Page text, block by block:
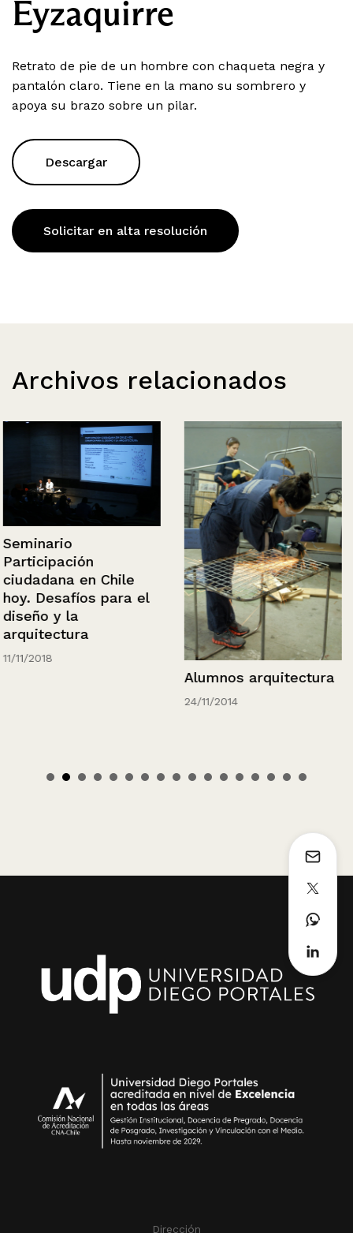
Eyzaquirre
Retrato de pie de un hombre con chaqueta negra y
pantalón claro. Tiene en la mano su sombrero y
apoya su brazo sobre un pilar.
Descargar
Solicitar en alta resolución
Archivos relacionados
Seminario
Participación
ciudadana en Chile
hoy. Desafíos para el
diseño y la
arquitectura
11/11/2018
Alumnos arquitectura
24/11/2014
Dirección